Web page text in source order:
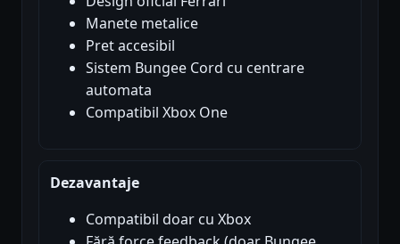
Manete metalice
Pret accesibil
Sistem Bungee Cord cu centrare
automata
Compatibil Xbox One
Dezavantaje
Compatibil doar cu Xbox